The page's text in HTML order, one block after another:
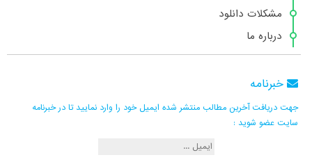
مشکلات دانلود
درباره ما
خبرنامه
جهت دریافت آخرین مطالب منتشر شده ایمیل خود را وارد نمایید تا در خبرنامه
سایت عضو شوید :